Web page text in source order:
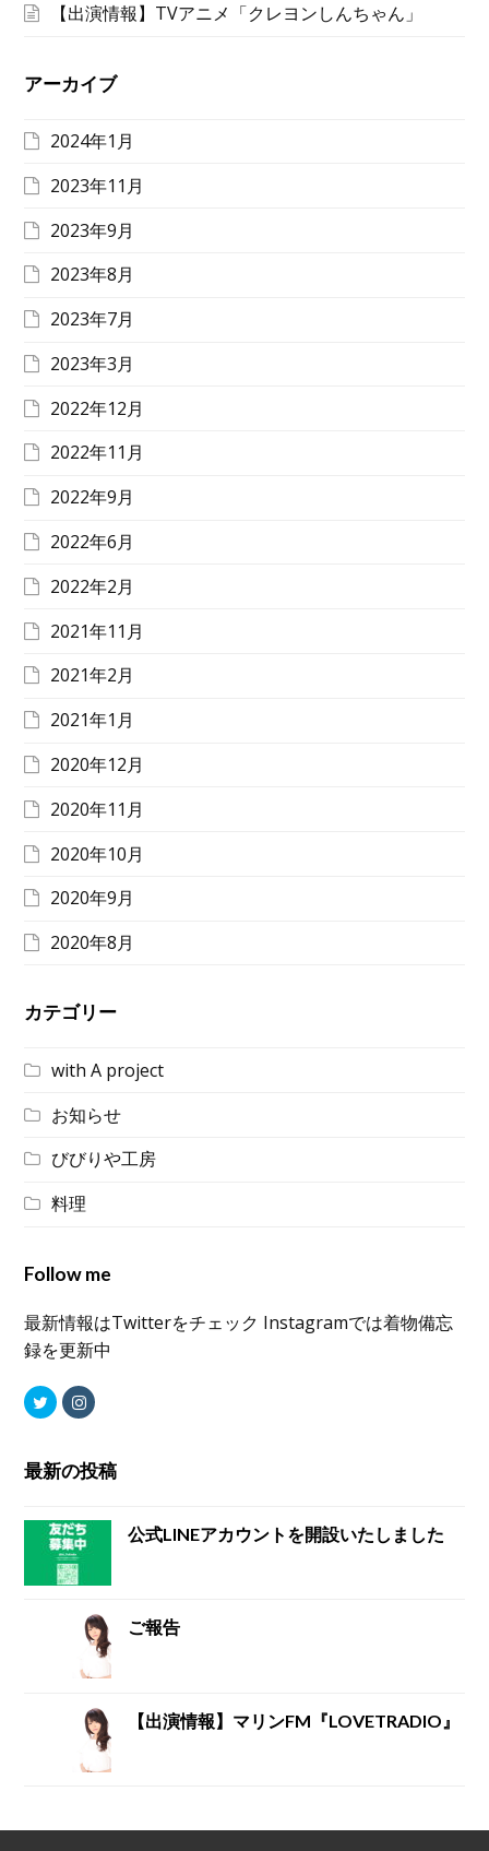
【出演情報】TVアニメ「クレヨンしんちゃん」
アーカイブ
2024年1月
2023年11月
2023年9月
2023年8月
2023年7月
2023年3月
2022年12月
2022年11月
2022年9月
2022年6月
2022年2月
2021年11月
2021年2月
2021年1月
2020年12月
2020年11月
2020年10月
2020年9月
2020年8月
カテゴリー
with A project
お知らせ
びびりや工房
料理
Follow me
最新情報はTwitterをチェック Instagramでは着物備忘
録を更新中
T
i
t
e
I
s
a
a
m
最新の投稿
公式LINEアカウントを開設いたしました
ご報告
【出演情報】マリンFM『LOVETRADIO』